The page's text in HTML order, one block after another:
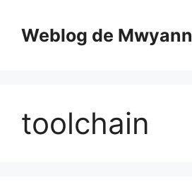
contenuWeblog de Mwyann
toolchain